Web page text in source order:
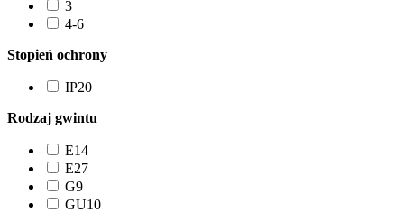
3
4-6
Stopień ochrony
IP20
Rodzaj gwintu
E14
E27
G9
GU10